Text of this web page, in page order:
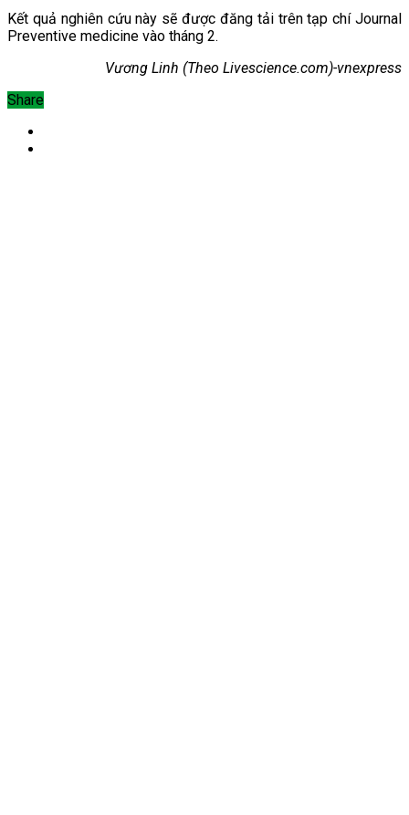
Kết quả nghiên cứu này sẽ được đăng tải trên tạp chí Journal
Preventive medicine vào tháng 2.
Vương Linh (Theo Livescience.com)-vnexpress
Share